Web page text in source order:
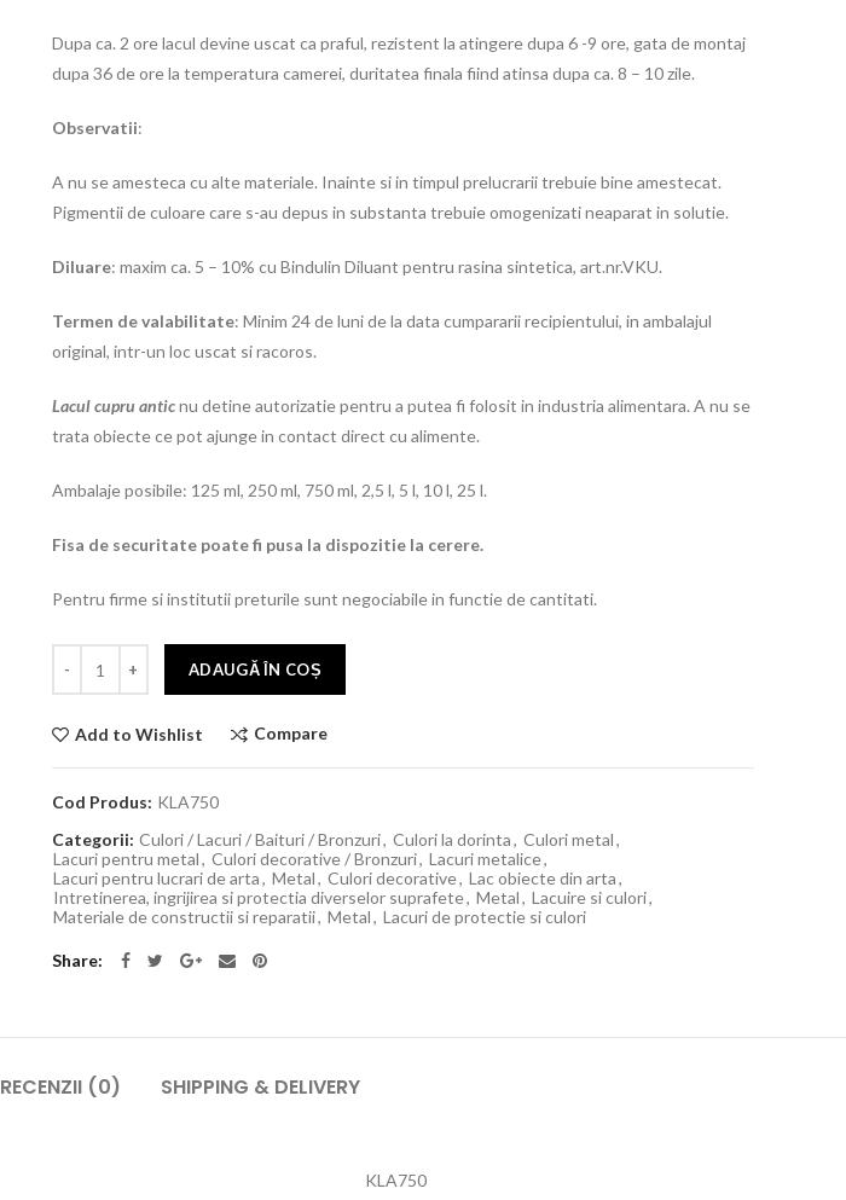
Dupa ca. 2 ore lacul devine uscat ca praful, rezistent la atingere dupa 6 -9 ore, gata de montaj
dupa 36 de ore la temperatura camerei, duritatea finala fiind atinsa dupa ca. 8 – 10 zile.
Observatii:
A nu se amesteca cu alte materiale. Inainte si in timpul prelucrarii trebuie bine amestecat.
Pigmentii de culoare care s-au depus in substanta trebuie omogenizati neaparat in solutie.
Diluare: maxim ca. 5 – 10% cu Bindulin Diluant pentru rasina sintetica, art.nr.VKU.
Termen de valabilitate: Minim 24 de luni de la data cumpararii recipientului, in ambalajul
original, intr-un loc uscat si racoros.
Lacul cupru anticnu detine autorizatie pentru a putea fi folosit in industria alimentara. A nu se
trata obiecte ce pot ajunge in contact direct cu alimente.
Ambalaje posibile: 125 ml, 250 ml, 750 ml, 2,5 l, 5 l, 10 l, 25 l.
Fisa de securitate poate fi pusa la dispozitie la cerere.
Pentru firme si institutii preturile sunt negociabile in functie de cantitati.
ADAUGĂ ÎN COȘ
Add to Wishlist Compare
Cod Produs: KLA750
Categorii: Culori / Lacuri / Baituri / Bronzuri, Culori la dorinta, Culori metal,
Lacuri pentru metal, Culori decorative / Bronzuri, Lacuri metalice,
Lacuri pentru lucrari de arta, Metal, Culori decorative, Lac obiecte din arta,
Intretinerea, ingrijirea si protectia diverselor suprafete, Metal, Lacuire si culori,
Materiale de constructii si reparatii, Metal, Lacuri de protectie si culori
Share
RECENZII (0) SHIPPING & DELIVERY
KLA750